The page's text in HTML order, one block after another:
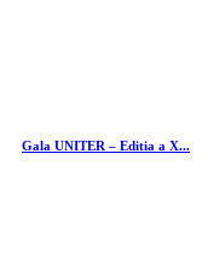
Gala UNITER – Editia a X...